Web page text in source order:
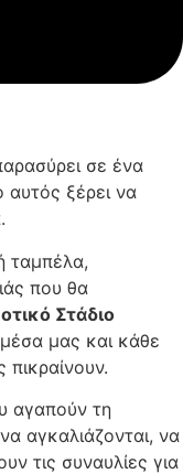
σε ένα
αυτός ξέρει να
ταμπέλα,
που θα
Στάδιο
μας και κάθε
αγαπούν τη
αγκαλιάζονται, να
τις συναυλίες για